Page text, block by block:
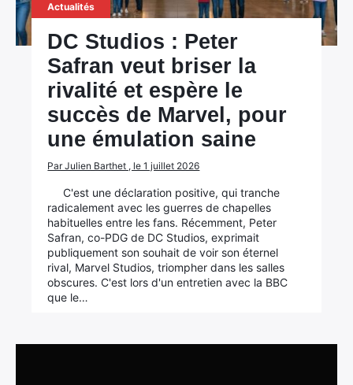
Actualités
DC Studios : Peter
Safran veut briser la
rivalité et espère le
succès de Marvel, pour
une émulation saine
Par Julien Barthet , le 1 juillet 2026
C'est une déclaration positive, qui tranche
radicalement avec les guerres de chapelles
habituelles entre les fans. Récemment, Peter
Safran, co-PDG de DC Studios, exprimait
publiquement son souhait de voir son éternel
rival, Marvel Studios, triompher dans les salles
obscures. C'est lors d'un entretien avec la BBC
que le…